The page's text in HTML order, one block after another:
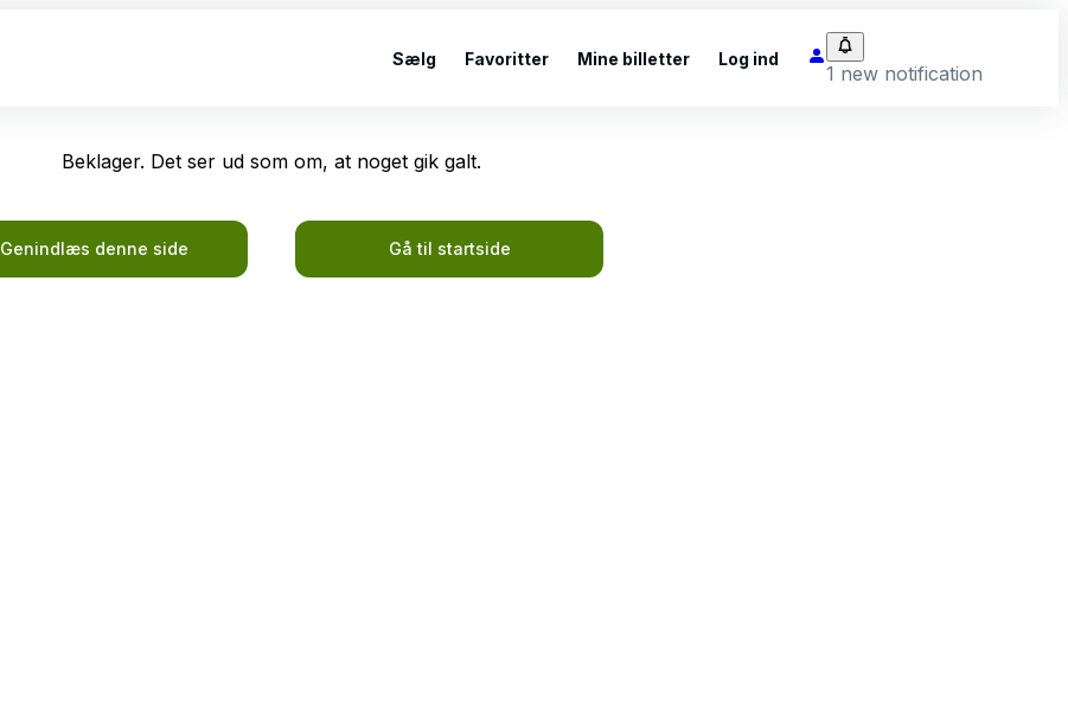
Sælg Favoritter Mine billetter Log ind
1 new notification
Beklager. Det ser ud som om, at noget gik galt.
Genindlæs denne side Gå til startside